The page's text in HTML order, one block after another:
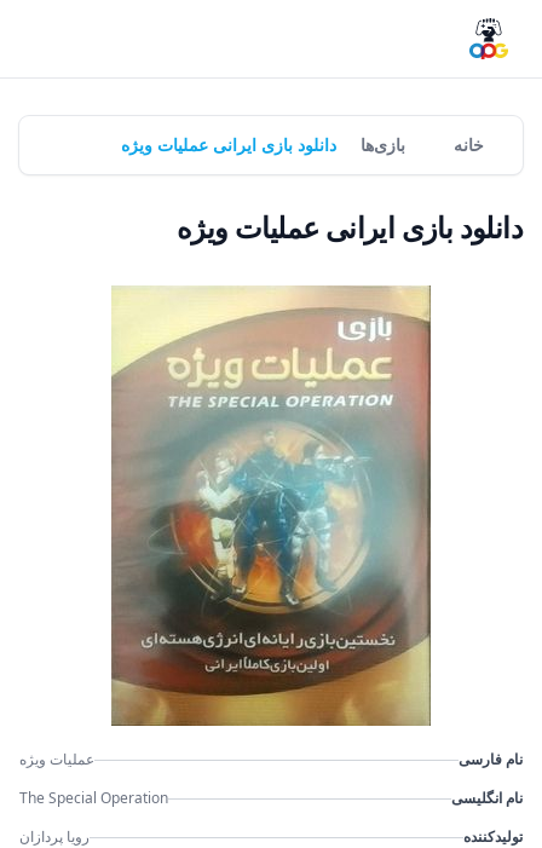
خانه بازی‌ها دانلود بازی ایرانی عملیات ویژه
دانلود بازی ایرانی عملیات ویژه
نام فارسی
عملیات ویژه
نام انگلیسی
The Special Operation
تولیدکننده
رویا پردازان